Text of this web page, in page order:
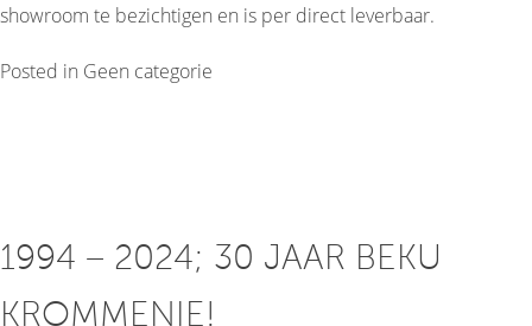
showroom te bezichtigen en is per direct leverbaar.
Posted in Geen categorie
1994 – 2024; 30 JAAR BEKU
KROMMENIE!